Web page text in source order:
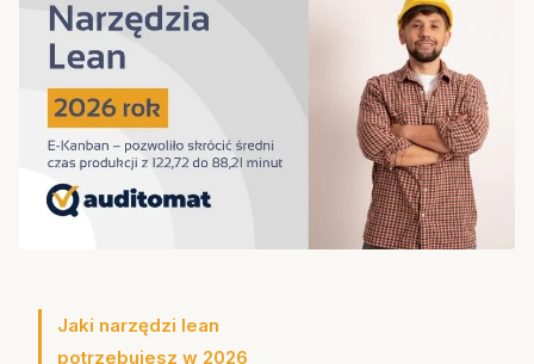
Jaki narzędzi lean
potrzebujesz w 2026